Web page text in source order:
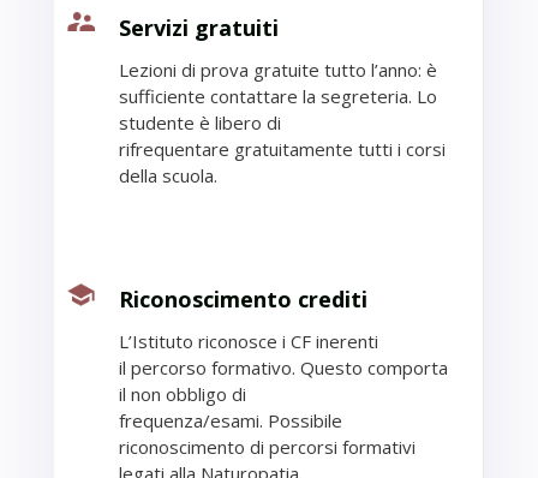
Servizi gratuiti
Lezioni di prova gratuite tutto l’anno: è
sufficiente contattare la segreteria. Lo
studente è libero di
rifrequentare gratuitamente tutti i corsi
della scuola.
Riconoscimento crediti
L’Istituto riconosce i CF inerenti
il percorso formativo. Questo comporta
il non obbligo di
frequenza/esami. Possibile
riconoscimento di percorsi formativi